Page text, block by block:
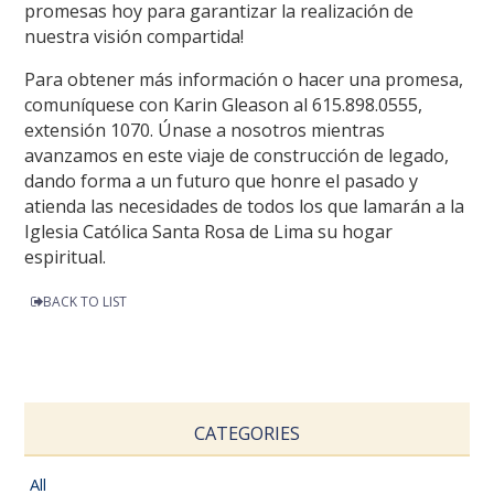
promesas hoy para garantizar la realización de
nuestra visión compartida!
Para obtener más información o hacer una promesa,
comuníquese con Karin Gleason al 615.898.0555,
extensión 1070. Únase a nosotros mientras
avanzamos en este viaje de construcción de legado,
dando forma a un futuro que honre el pasado y
atienda las necesidades de todos los que lamarán a la
Iglesia Católica Santa Rosa de Lima su hogar
espiritual.
BACK TO LIST
CATEGORIES
All